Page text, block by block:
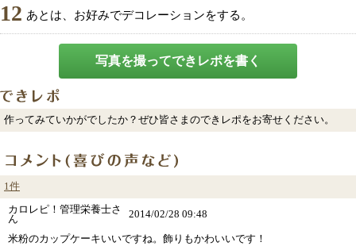
12 あとは、お好みでデコレーションをする。
写真を撮ってできレポを書く
作ってみていかがでしたか？ぜひ皆さまのできレポをお寄せください。
1件
カロレピ！管理栄養士さ
ん
2014/02/28 09:48
米粉のカップケーキいいですね。飾りもかわいいです！